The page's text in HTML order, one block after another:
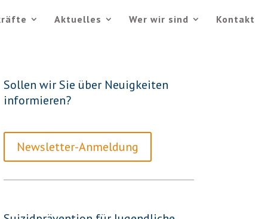
Aktuelles Wer wir sind Kontakt
Sollen wir Sie über Neuigkeiten
informieren?
Newsletter-Anmeldung